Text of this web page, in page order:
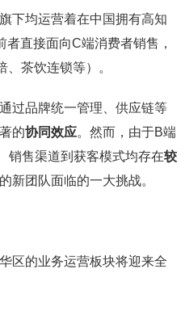
下均运营着在中国拥有高知
者直接面向C端消费者销售，
茶饮连锁等）。
过品牌统一管理、供应链等
的协同效应。然而，由于B端
销售渠道到获客模式均存在较
新团队面临的一大挑战。
区的业务运营板块将迎来全